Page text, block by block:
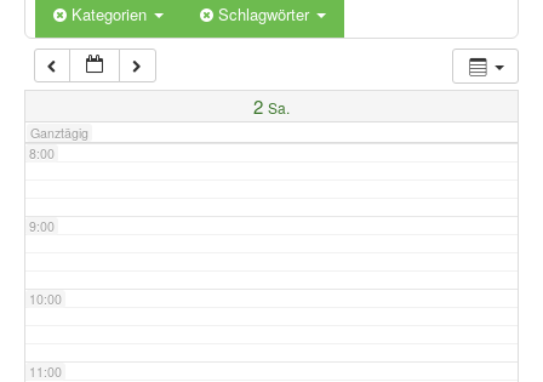
Kategorien Schlagwörter
2 Sa.
Ganztägig
7:00
8:00
9:00
10:00
11:00